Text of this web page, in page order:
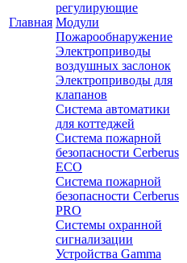
Главная
регулирующие
Модули
Пожарообнаружение
Электроприводы
воздушных заслонок
Электроприводы для
клапанов
Система автоматики
для коттеджей
Система пожарной
безопасности Cerberus
ECO
Система пожарной
безопасности Cerberus
PRO
Системы охранной
сигнализации
Устройства Gamma